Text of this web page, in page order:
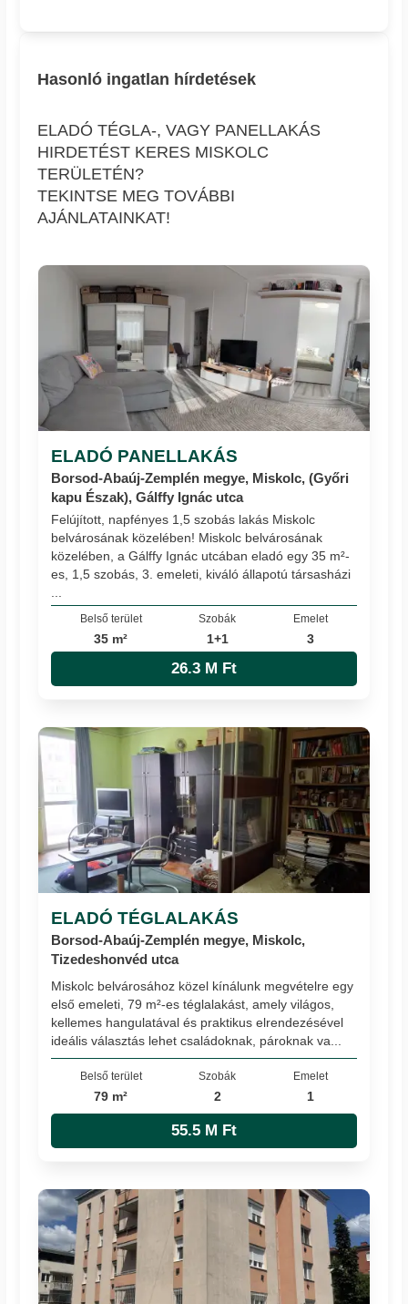
Hasonló ingatlan hírdetések
ELADÓ TÉGLA-, VAGY PANELLAKÁS
HIRDETÉST KERES MISKOLC
TERÜLETÉN?
TEKINTSE MEG TOVÁBBI
AJÁNLATAINKAT!
ELADÓ PANELLAKÁS
Borsod-Abaúj-Zemplén megye, Miskolc, (Győri
kapu Észak), Gálffy Ignác utca
Felújított, napfényes 1,5 szobás lakás Miskolc
belvárosának közelében! Miskolc belvárosának
közelében, a Gálffy Ignác utcában eladó egy 35 m²-
es, 1,5 szobás, 3. emeleti, kiváló állapotú társasházi
Belső terület
35 m²
Szobák
1+1
Emelet
3
26.3 M Ft
ELADÓ TÉGLALAKÁS
Borsod-Abaúj-Zemplén megye, Miskolc,
Tizedeshonvéd utca
Miskolc belvárosához közel kínálunk megvételre egy
első emeleti, 79 m²-es téglalakást, amely világos,
kellemes hangulatával és praktikus elrendezésével
ideális választás lehet családoknak, pároknak va...
Belső terület
79 m²
Szobák
2
Emelet
1
55.5 M Ft